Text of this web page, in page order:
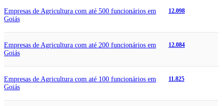
Empresas de Agricultura com até 500 funcionários em
Goiás
12.098
Empresas de Agricultura com até 200 funcionários em
Goiás
12.084
Empresas de Agricultura com até 100 funcionários em
Goiás
11.825